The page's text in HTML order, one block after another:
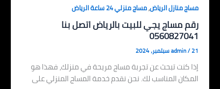
مساج منازل الرياض,مساج منزلي 24 ساعة الرياض
رقم مساج يجي للبيت بالرياض اتصل بنا
0560827041
admin/21 سبتمبر، 2024
إذا كنت تبحث عن تجربة مساج مريحة في منزلك، فهذا هو
المكان المناسب لك. نحن نقدم خدمة المساج المنزلي على